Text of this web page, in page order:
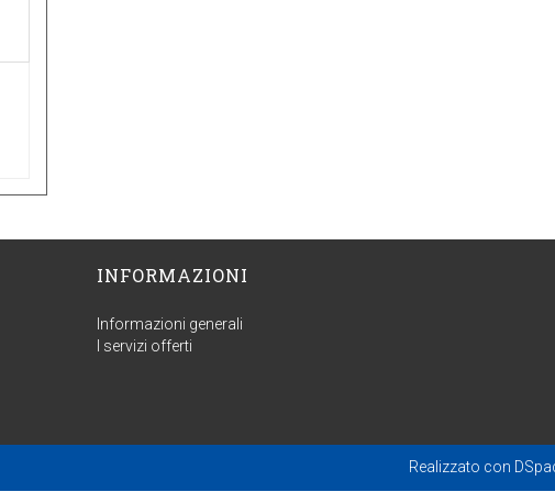
INFORMAZIONI
Informazioni generali
I servizi offerti
Realizzato con